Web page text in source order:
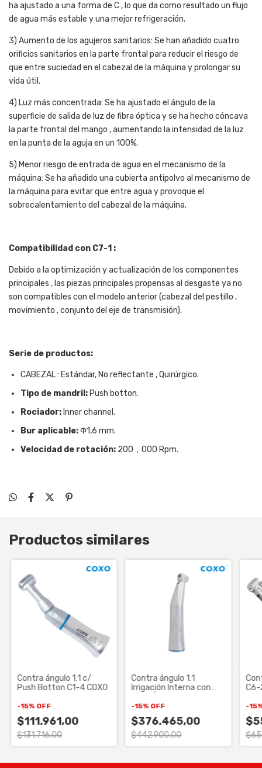
ha ajustado a una forma de C , lo que da como resultado un flujo
de agua más estable y una mejor refrigeración.
3) Aumento de los agujeros sanitarios: Se han añadido cuatro
orificios sanitarios en la parte frontal para reducir el riesgo de
que entre suciedad en el cabezal de la máquina y prolongar su
vida útil.
4) Luz más concentrada: Se ha ajustado el ángulo de la
superficie de salida de luz de fibra óptica y se ha hecho cóncava
la parte frontal del mango , aumentando la intensidad de la luz
en la punta de la aguja en un 100%.
5) Menor riesgo de entrada de agua en el mecanismo de la
máquina: Se ha añadido una cubierta antipolvo al mecanismo de
la máquina para evitar que entre agua y provoque el
sobrecalentamiento del cabezal de la máquina.
Compatibilidad con C7-1 :
Debido a la optimización y actualización de los componentes
principales , las piezas principales propensas al desgaste ya no
son compatibles con el modelo anterior (cabezal del pestillo ,
movimiento , conjunto del eje de transmisión).
Serie de productos:
CABEZAL : Estándar, No reflectante , Quirúrgico.
Tipo de mandril: Push botton.
Rociador: Inner channel.
Bur aplicable:Φ1,6 mm.
Velocidad de rotación: 200，000 Rpm.
Productos similares
Contra ángulo 1:1 c/
Push Botton C1-4 COXO
-15% OFF
$111.961,00
$131.716,00
Contra ángulo 1:1
Irrigación Interna con
COXO
-15% OFF
$376.465,00
$442.900,00
C6-
-15